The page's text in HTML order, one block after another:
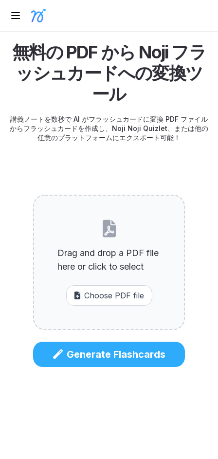
無料の PDF から Noji フラ
ッシュカードへの変換ツ
ール
講義ノートを数秒で AI がフラッシュカードに変換 PDF ファイル
からフラッシュカードを作成し、Noji Noji Quizlet、または他の
任意のプラットフォームにエクスポート可能！